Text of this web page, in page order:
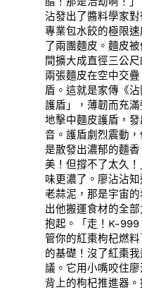
沾發出了醬料學家
專業包水餃的極限
了兩團麵皮。麵皮
間擴大成直徑三公
兩張麵皮在空中交
盾。這就是家傳《
護盾」，薄韌而充
地擊中麵皮護盾，
音。護盾劇烈震動
是散發出濃郁的麵
美！但撐不了太久
味更濃了。廖沾沾
老蒜泥，那是宇宙
出他搬運食材的全
抱起。「走！K-999
管你的紅棗枸杞燃
的基礎！沒了紅棗
議。它用小嘴咬住
背上的枸杞推進器